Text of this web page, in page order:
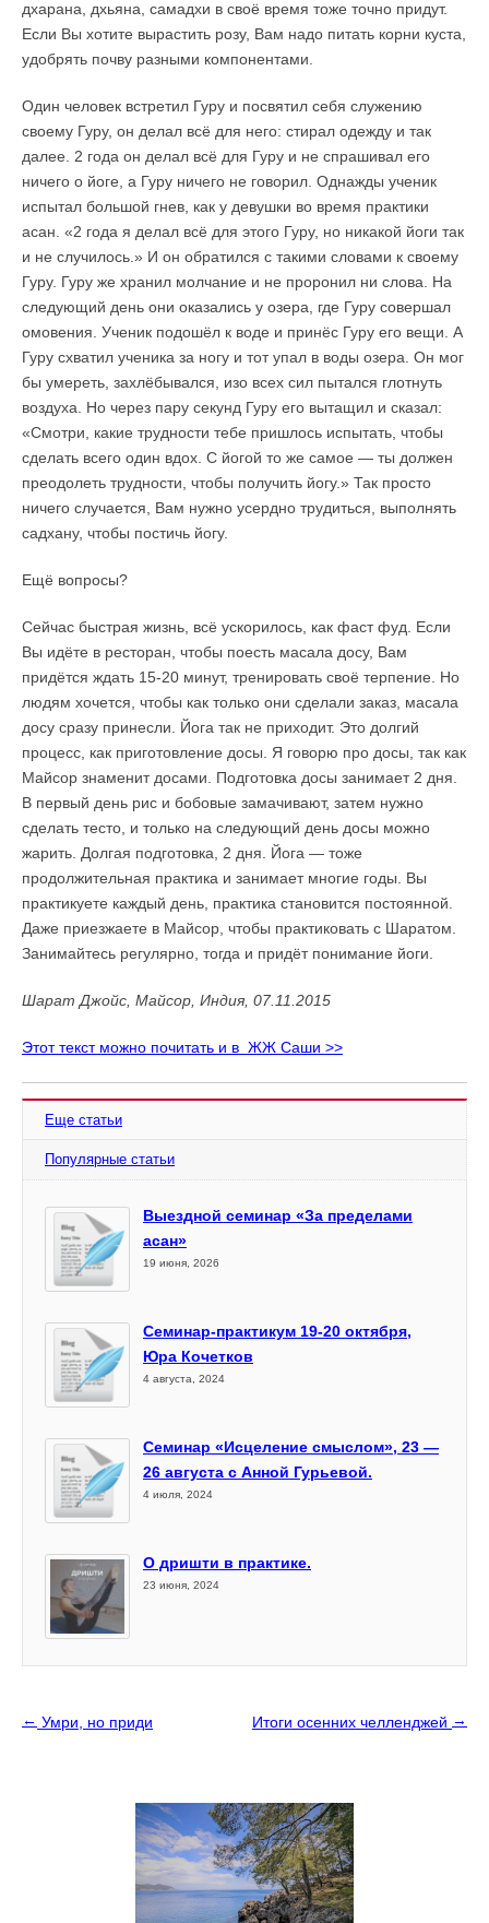
дхарана, дхьяна, самадхи в своё время тоже точно придут.
Если Вы хотите вырастить розу, Вам надо питать корни куста,
удобрять почву разными компонентами.
Один человек встретил Гуру и посвятил себя служению
своему Гуру, он делал всё для него: стирал одежду и так
далее. 2 года он делал всё для Гуру и не спрашивал его
ничего о йоге, а Гуру ничего не говорил. Однажды ученик
испытал большой гнев, как у девушки во время практики
асан. «2 года я делал всё для этого Гуру, но никакой йоги так
и не случилось.» И он обратился с такими словами к своему
Гуру. Гуру же хранил молчание и не проронил ни слова. На
следующий день они оказались у озера, где Гуру совершал
омовения. Ученик подошёл к воде и принёс Гуру его вещи. А
Гуру схватил ученика за ногу и тот упал в воды озера. Он мог
бы умереть, захлёбывался, изо всех сил пытался глотнуть
воздуха. Но через пару секунд Гуру его вытащил и сказал:
«Смотри, какие трудности тебе пришлось испытать, чтобы
сделать всего один вдох. С йогой то же самое — ты должен
преодолеть трудности, чтобы получить йогу.» Так просто
ничего случается, Вам нужно усердно трудиться, выполнять
садхану, чтобы постичь йогу.
Ещё вопросы?
Сейчас быстрая жизнь, всё ускорилось, как фаст фуд. Если
Вы идёте в ресторан, чтобы поесть масала досу, Вам
придётся ждать 15-20 минут, тренировать своё терпение. Но
людям хочется, чтобы как только они сделали заказ, масала
досу сразу принесли. Йога так не приходит. Это долгий
процесс, как приготовление досы. Я говорю про досы, так как
Майсор знаменит досами. Подготовка досы занимает 2 дня.
В первый день рис и бобовые замачивают, затем нужно
сделать тесто, и только на следующий день досы можно
жарить. Долгая подготовка, 2 дня. Йога — тоже
продолжительная практика и занимает многие годы. Вы
практикуете каждый день, практика становится постоянной.
Даже приезжаете в Майсор, чтобы практиковать с Шаратом.
Занимайтесь регулярно, тогда и придёт понимание йоги.
Шарат Джойс, Майсор, Индия, 07.11.2015
Этот текст можно почитать и в ЖЖ Саши >>
Еще статьи
Популярные статьи
Выездной семинар «За пределами
асан»
19 июня, 2026
Семинар-практикум 19-20 октября,
Юра Кочетков
4 августа, 2024
Семинар «Исцеление смыслом», 23 —
26 августа с Анной Гурьевой.
4 июля, 2024
О дришти в практике.
23 июня, 2024
← Умри, но приди Итоги осенних челленджей →